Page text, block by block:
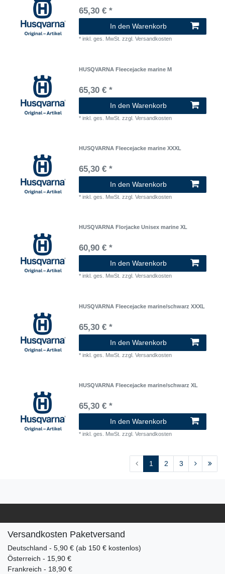
65,30 € *
In den Warenkorb
*inkl. ges. MwSt. zzgl.Versandkosten
HUSQVARNA Fleecejacke marine M
65,30 € *
In den Warenkorb
*inkl. ges. MwSt. zzgl.Versandkosten
HUSQVARNA Fleecejacke marine XXXL
65,30 € *
In den Warenkorb
*inkl. ges. MwSt. zzgl.Versandkosten
HUSQVARNA Florjacke Unisex marine XL
60,90 € *
In den Warenkorb
*inkl. ges. MwSt. zzgl.Versandkosten
HUSQVARNA Fleecejacke marine/schwarz XXXL
65,30 € *
In den Warenkorb
*inkl. ges. MwSt. zzgl.Versandkosten
HUSQVARNA Fleecejacke marine/schwarz XL
65,30 € *
In den Warenkorb
*inkl. ges. MwSt. zzgl.Versandkosten
1 2 3
Versandkosten Paketversand
Deutschland - 5,90 € (ab 150 € kostenlos)
Österreich - 15,90 €
Frankreich - 18,90 €